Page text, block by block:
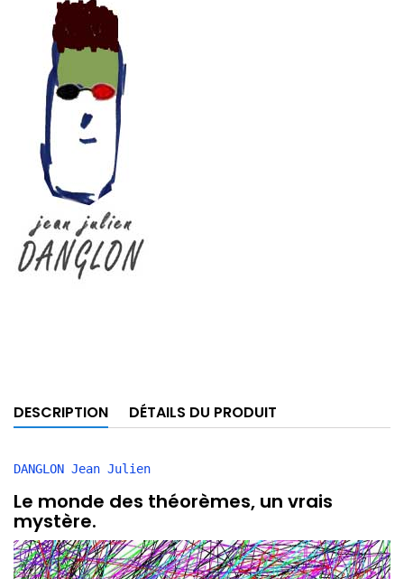
DESCRIPTION DÉTAILS DU PRODUIT
DANGLON Jean Julien
Le monde des théorèmes, un vrais
mystère.